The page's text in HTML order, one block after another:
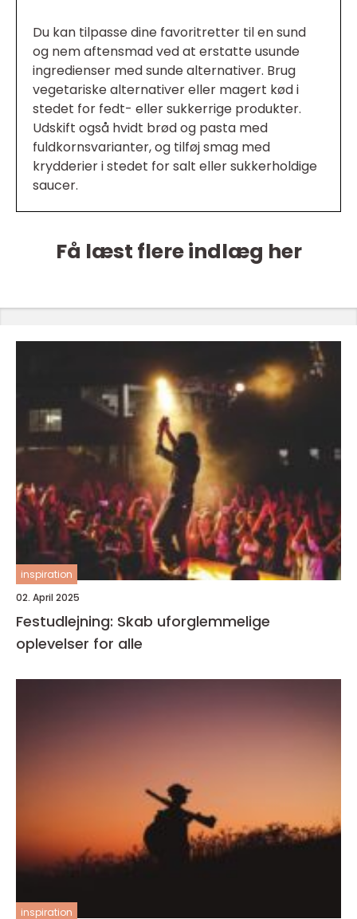
Du kan tilpasse dine favoritretter til en sund
og nem aftensmad ved at erstatte usunde
ingredienser med sunde alternativer. Brug
vegetariske alternativer eller magert kød i
stedet for fedt- eller sukkerrige produkter.
Udskift også hvidt brød og pasta med
fuldkornsvarianter, og tilføj smag med
krydderier i stedet for salt eller sukkerholdige
saucer.
Få læst flere indlæg her
inspiration
02. April 2025
Festudlejning: Skab uforglemmelige
oplevelser for alle
inspiration